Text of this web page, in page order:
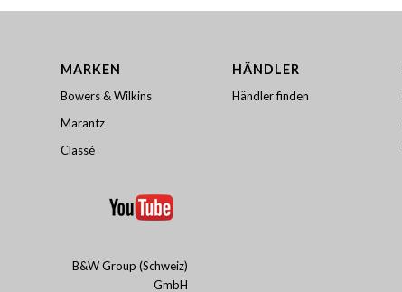
MARKEN
Bowers & Wilkins
Marantz
Classé
B&W Group (Schweiz)
GmbH
HÄNDLER
Händler finden